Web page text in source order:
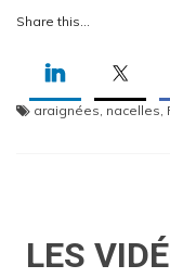
Share this...
araignées nacelles
LES